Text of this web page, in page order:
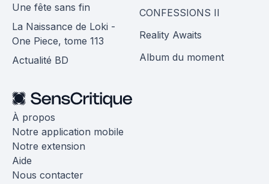
Une fête sans fin
La Naissance de Loki -
One Piece, tome 113
Actualité BD
CONFESSIONS II
Reality Awaits
Album du moment
À propos
Notre application mobile
Notre extension
Aide
Nous contacter